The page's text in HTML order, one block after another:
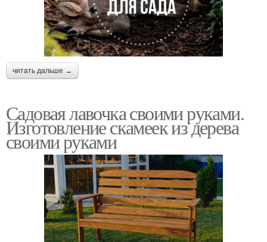
читать дальше →
Садовая лавочка своими руками.
Изготовление скамеек из дерева
своими руками